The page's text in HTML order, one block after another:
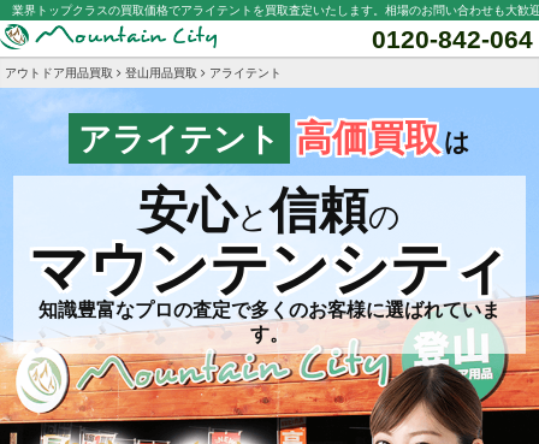
業界トップクラスの買取価格でアライテントを買取査定いたします。相場のお問い合わせも大歓
0120-842-064
アウトドア用品買取 登山用品買取 アライテント
アライテント 高価買取は
安心と信頼の
マウンテンシティ
知識豊富なプロの査定で多くのお客様に選ばれていま
す。